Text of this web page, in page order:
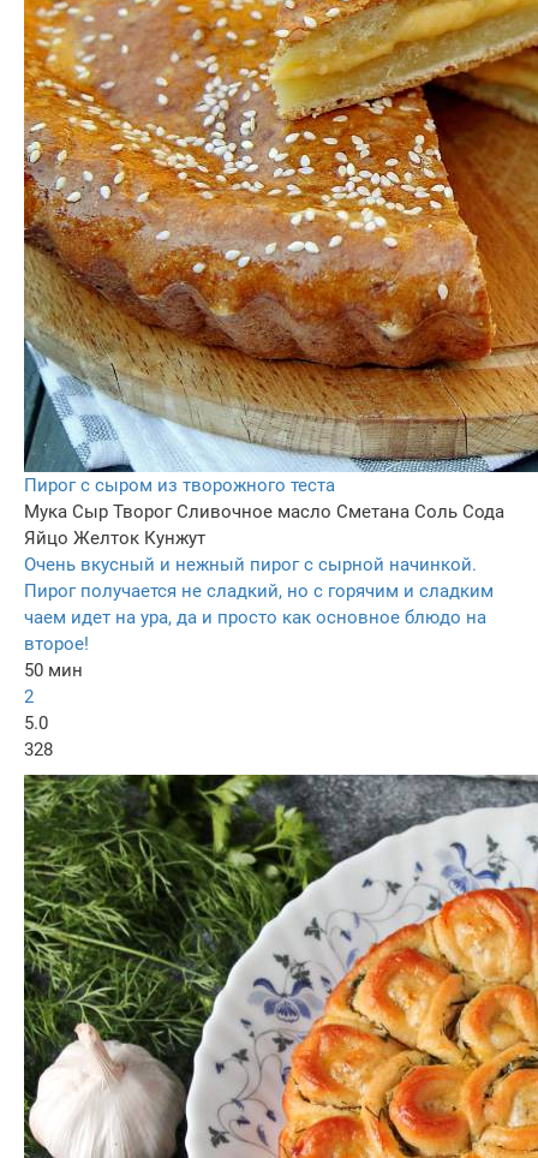
Пирог с сыром из творожного теста
Мука Сыр Творог Сливочное масло Сметана Соль Сода
Яйцо Желток Кунжут
Очень вкусный и нежный пирог с сырной начинкой.
Пирог получается не сладкий, но с горячим и сладким
чаем идет на ура, да и просто как основное блюдо на
второе!
50 мин
2
5.0
328